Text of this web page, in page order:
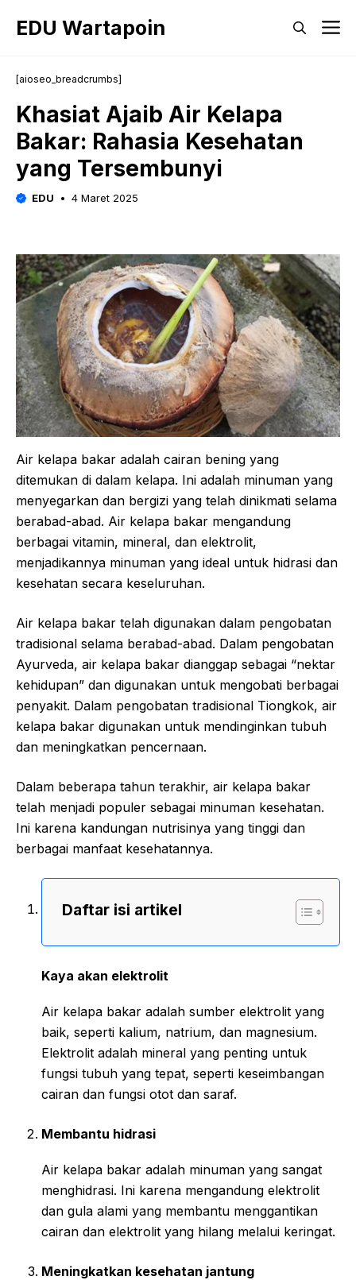
EDU Wartapoin
[aioseo_breadcrumbs]
Khasiat Ajaib Air Kelapa
Bakar: Rahasia Kesehatan
yang Tersembunyi
EDU 4 Maret 2025
Air kelapa bakar adalah cairan bening yang
ditemukan di dalam kelapa. Ini adalah minuman yang
menyegarkan dan bergizi yang telah dinikmati selama
berabad-abad. Air kelapa bakar mengandung
berbagai vitamin, mineral, dan elektrolit,
menjadikannya minuman yang ideal untuk hidrasi dan
kesehatan secara keseluruhan.
Air kelapa bakar telah digunakan dalam pengobatan
tradisional selama berabad-abad. Dalam pengobatan
Ayurveda, air kelapa bakar dianggap sebagai “nektar
kehidupan” dan digunakan untuk mengobati berbagai
penyakit. Dalam pengobatan tradisional Tiongkok, air
kelapa bakar digunakan untuk mendinginkan tubuh
dan meningkatkan pencernaan.
Dalam beberapa tahun terakhir, air kelapa bakar
telah menjadi populer sebagai minuman kesehatan.
Ini karena kandungan nutrisinya yang tinggi dan
berbagai manfaat kesehatannya.
Daftar isi artikel
Kaya akan elektrolit
Air kelapa bakar adalah sumber elektrolit yang
baik, seperti kalium, natrium, dan magnesium.
Elektrolit adalah mineral yang penting untuk
fungsi tubuh yang tepat, seperti keseimbangan
cairan dan fungsi otot dan saraf.
Membantu hidrasi
Air kelapa bakar adalah minuman yang sangat
menghidrasi. Ini karena mengandung elektrolit
dan gula alami yang membantu menggantikan
cairan dan elektrolit yang hilang melalui keringat.
Meningkatkan kesehatan jantung